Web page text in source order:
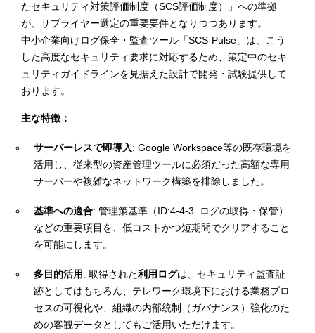
たセキュリティ対策評価制度（SCS評価制度）」への準拠
が、サプライヤー選定の重要要件となりつつあります。
中小企業向けログ保全・監査ツール「SCS-Pulse」は、こう
した高度なセキュリティ要求に対応するため、策定中のセキ
ュリティガイドラインを見据えた設計で開発・試験提供して
おります。
主な特徴：
サーバーレスで即導入: Google Workspace等の既存環境を
活用し、従来型の資産管理ツールに必須だった高額な専用
サーバーや複雑なネットワーク構築を排除しました。
基準への適合: 管理策基準（ID:4-4-3. ログの取得・保管）
などの重要項目を、低コストかつ短期間でクリアすること
を可能にします。
多目的活用: 取得された利用ログは、セキュリティ監査証
跡としてはもちろん、テレワーク環境下における業務プロ
セスの可視化や、組織の内部統制（ガバナンス）強化のた
めの客観データとしてもご活用いただけます。